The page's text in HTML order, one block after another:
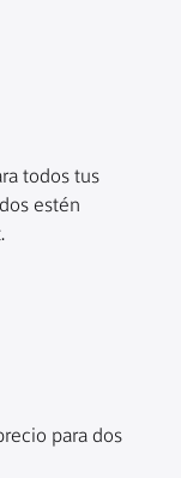
todos tus
estén
para dos